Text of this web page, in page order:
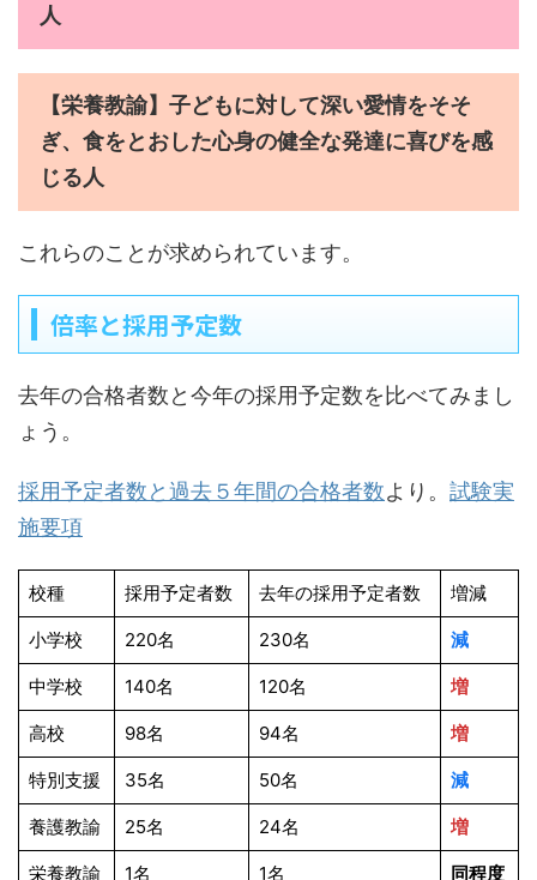
人
【栄養教諭】子どもに対して深い愛情をそそ
ぎ、食をとおした心身の健全な発達に喜びを感
じる人
これらのことが求められています。
倍率と採用予定数
去年の合格者数と今年の採用予定数を比べてみまし
ょう。
採用予定者数と過去５年間の合格者数より。 試験実
施要項
校種 採用予定者数 去年の採用予定者数 増減
小学校 220名 230名 減
中学校 140名 120名 増
高校 98名 94名 増
特別支援 35名 50名 減
養護教諭 25名 24名 増
栄養教諭 1名 1名 同程度